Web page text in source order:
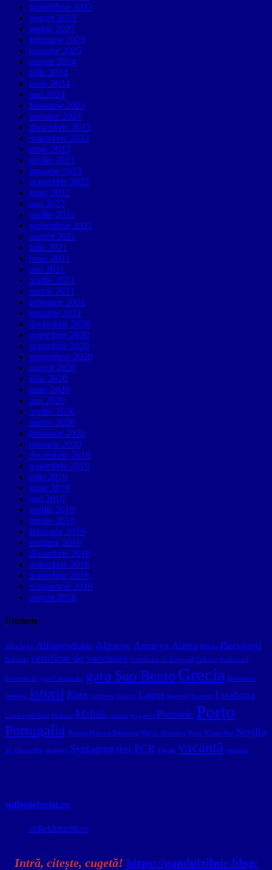
septembrie 2025
august 2025
martie 2025
februarie 2025
ianuarie 2025
august 2024
iulie 2024
iunie 2024
mai 2024
februarie 2024
ianuarie 2024
decembrie 2023
noiembrie 2023
iunie 2023
aprilie 2023
ianuarie 2023
octombrie 2022
iunie 2022
mai 2022
aprilie 2022
septembrie 2021
august 2021
iulie 2021
iunie 2021
mai 2021
aprilie 2021
martie 2021
februarie 2021
ianuarie 2021
decembrie 2020
noiembrie 2020
octombrie 2020
septembrie 2020
august 2020
iulie 2020
iunie 2020
mai 2020
aprilie 2020
martie 2020
februarie 2020
ianuarie 2020
decembrie 2019
noiembrie 2019
iulie 2019
iunie 2019
mai 2019
aprilie 2019
martie 2019
februarie 2019
ianuarie 2019
decembrie 2018
noiembrie 2018
octombrie 2018
septembrie 2018
august 2018
Etichete
Alba Iulia Alfapendular Algarve Amasya Atena Belem București
Bulgaria certificat de vaccinare Comboios de Portugal Crăciun Ferdinand
Întregitorul gara Campanha gara Sao Bento Grecia Hierapolis
Istanbul istorii Kars kavârma Konya Lagos legende lipscani Lisabona
Lupa capitolina Makaza Melnik muzeu pașaport Pomorie Porto
Portugalia Regina Maria a României Rojen Romaero Roza Vânturilor Sevilla
Sf. Gheorghe shopska Syntagma test PCR Turcia vacanță veterani
sufletdeturist.ro
sufletdeturist.ro
Intră, citește, cugetă! https://gandulzilnic.blog/